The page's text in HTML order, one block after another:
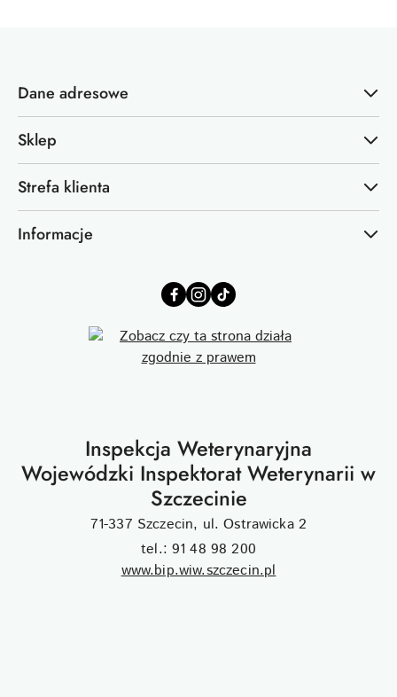
Dane adresowe
Sklep
Strefa klienta
Informacje
Inspekcja Weterynaryjna
Wojewódzki Inspektorat Weterynarii w
Szczecinie
71-337 Szczecin, ul. Ostrawicka 2
tel.: 91 48 98 200
www.bip.wiw.szczecin.pl